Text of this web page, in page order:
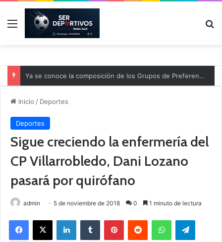
Menú
Ya se conoce la composición de los Grupos de Preferente y el calendario
Inicio / Deportes
Deportes
Sigue creciendo la enfermería del
CP Villarrobledo, Dani Lozano
pasará por quirófano
admin 5 de noviembre de 2018 0 1 minuto de lectura